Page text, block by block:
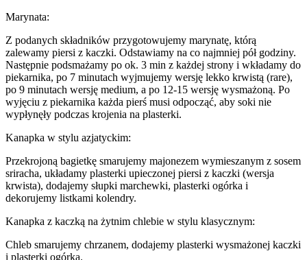
Marynata:
Z podanych składników przygotowujemy marynatę, którą
zalewamy piersi z kaczki. Odstawiamy na co najmniej pół godziny.
Następnie podsmażamy po ok. 3 min z każdej strony i wkładamy do
piekarnika, po 7 minutach wyjmujemy wersję lekko krwistą (rare),
po 9 minutach wersję medium, a po 12-15 wersję wysmażoną. Po
wyjęciu z piekarnika każda pierś musi odpocząć, aby soki nie
wypłynęły podczas krojenia na plasterki.
Kanapka w stylu azjatyckim:
Przekrojoną bagietkę smarujemy majonezem wymieszanym z sosem
sriracha, układamy plasterki upieczonej piersi z kaczki (wersja
krwista), dodajemy słupki marchewki, plasterki ogórka i
dekorujemy listkami kolendry.
Kanapka z kaczką na żytnim chlebie w stylu klasycznym:
Chleb smarujemy chrzanem, dodajemy plasterki wysmażonej kaczki
i plasterki ogórka.